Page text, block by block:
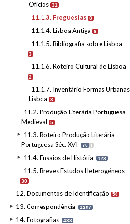
Ofícios 31
11.1.3. Freguesias 8
11.1.4. Lisboa Antiga 8
11.1.5. Bibliografia sobre Lisboa
3
11.1.6. Roteiro Cultural de Lisboa
2
11.1.7. Inventário Formas Urbanas
Lisboa
3
11.2. Produção Literária Portuguesa
Medieval
5
11.3. Roteiro Produção Literária
Portuguesa Séc. XVI
76 I
11.4. Ensaios de História 128
11.5. Breves Estudos Heterogéneos
30
12. Documentos de Identificação 50
13. Correspondência 1267
14. Fotografias 433